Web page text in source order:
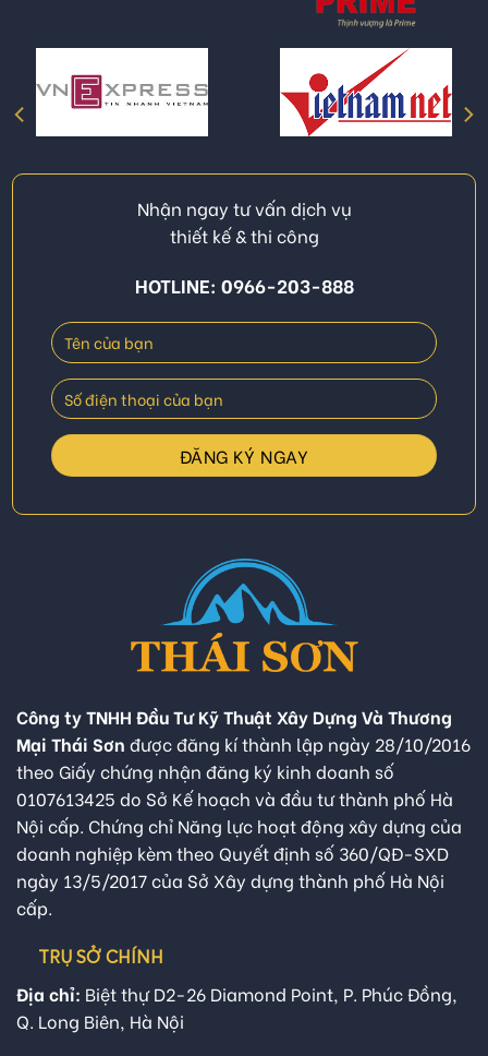
Nhận ngay tư vấn dịch vụ
thiết kế & thi công
HOTLINE: 0966-203-888
Công ty TNHH Đầu Tư Kỹ Thuật Xây Dựng Và Thương
Mại Thái Sơn được đăng kí thành lập ngày 28/10/2016
theo Giấy chứng nhận đăng ký kinh doanh số
0107613425 do Sở Kế hoạch và đầu tư thành phố Hà
Nội cấp. Chứng chỉ Năng lực hoạt động xây dựng của
doanh nghiệp kèm theo Quyết định số 360/QĐ-SXD
ngày 13/5/2017 của Sở Xây dựng thành phố Hà Nội
cấp.
TRỤ SỞ CHÍNH
Địa chỉ: Biệt thự D2-26 Diamond Point, P. Phúc Đồng,
Q. Long Biên, Hà Nội